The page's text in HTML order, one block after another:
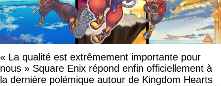
« La qualité est extrêmement importante pour
nous » Square Enix répond enfin officiellement à
la dernière polémique autour de Kingdom Hearts